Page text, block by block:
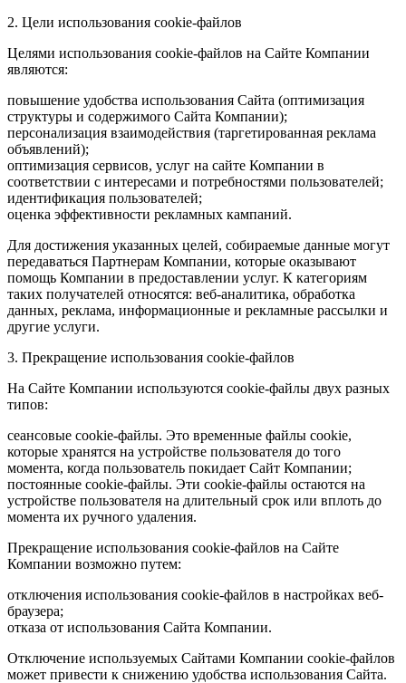
2. Цели использования cookie-файлов
Целями использования cookie-файлов на Сайте Компании
являются:
повышение удобства использования Сайта (оптимизация
структуры и содержимого Сайта Компании);
персонализация взаимодействия (таргетированная реклама
объявлений);
оптимизация сервисов, услуг на сайте Компании в
соответствии с интересами и потребностями пользователей;
идентификация пользователей;
оценка эффективности рекламных кампаний.
Для достижения указанных целей, собираемые данные могут
передаваться Партнерам Компании, которые оказывают
помощь Компании в предоставлении услуг. К категориям
таких получателей относятся: веб-аналитика, обработка
данных, реклама, информационные и рекламные рассылки и
другие услуги.
3. Прекращение использования cookie-файлов
На Сайте Компании используются cookie-файлы двух разных
типов:
сеансовые cookie-файлы. Это временные файлы cookie,
которые хранятся на устройстве пользователя до того
момента, когда пользователь покидает Сайт Компании;
постоянные cookie-файлы. Эти cookie-файлы остаются на
устройстве пользователя на длительный срок или вплоть до
момента их ручного удаления.
Прекращение использования cookie-файлов на Сайте
Компании возможно путем:
отключения использования cookie-файлов в настройках веб-
браузера;
отказа от использования Сайта Компании.
Отключение используемых Сайтами Компании cookie-файлов
может привести к снижению удобства использования Сайта.